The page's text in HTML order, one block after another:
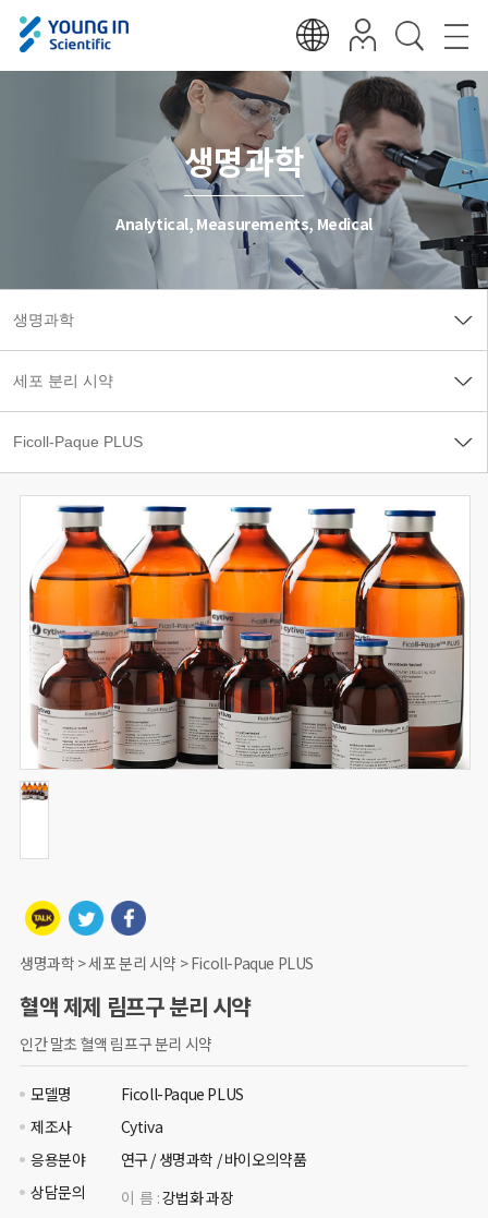
생명과학
Analytical, Measurements, Medical
생명과학 > 세포 분리 시약 > Ficoll-Paque PLUS
혈액 제제 림프구 분리 시약
인간 말초 혈액 림프구 분리 시약
모델명
Ficoll-Paque PLUS
제조사
Cytiva
응용분야
연구 / 생명과학 / 바이오의약품
상담문의
이 름 :강법화 과장